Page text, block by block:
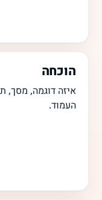
הוכחה
איזה דוגמה, מסך,
העמוד.